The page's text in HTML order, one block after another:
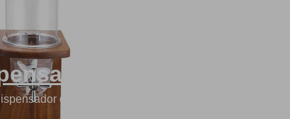
de bebidas
de alimentos secos de lujo-Tres cabezas